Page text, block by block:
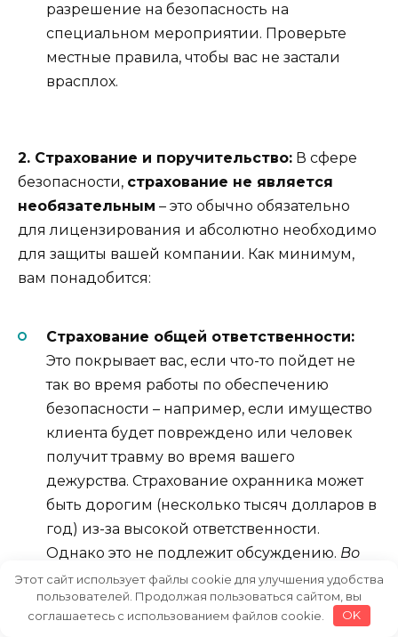
разрешение на безопасность на
специальном мероприятии. Проверьте
местные правила, чтобы вас не застали
врасплох.
2. Страхование и поручительство: В сфере
безопасности, страхование не является
необязательным – это обычно обязательно
для лицензирования и абсолютно необходимо
для защиты вашей компании. Как минимум,
вам понадобится:
Страхование общей ответственности:
Это покрывает вас, если что-то пойдет не
так во время работы по обеспечению
безопасности – например, если имущество
клиента будет повреждено или человек
получит травму во время вашего
дежурства. Страхование охранника может
быть дорогим (несколько тысяч долларов в
год) из-за высокой ответственности.
Однако это не подлежит обсуждению. Во
многих штатах требуется подтверждение
покрытия ответственности(часто это
определенная минимальная сумма) до
Этот сайт использует файлы cookie для улучшения удобства
пользователей. Продолжая пользоваться сайтом, вы
соглашаетесь с использованием файлов cookie.
OK